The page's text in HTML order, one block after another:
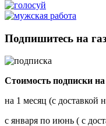
Подпишитесь на
Стоимость подписки на
на 1 месяц (с доставкой
с января по июнь ( с